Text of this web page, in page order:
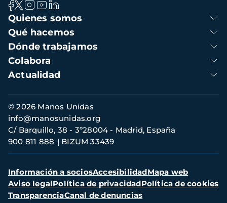
Navegación
principal
Quienes somos
Qué hacemos
Dónde trabajamos
Colabora
Actualidad
Información
de
contacto
© 2026 Manos Unidas
C/ Barquillo, 38 - 3º28004 - Madrid, España
900 811 888
BIZUM 33439
info@manosunidas.org
Menú
secundario
Información a sociosAccesibilidadMapa web
Aviso legalPolítica de privacidadPolítica de cookies
TransparenciaCanal de denuncias